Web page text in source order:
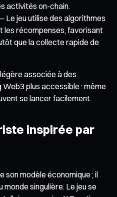
activités on-chain.
jeu utilise des algorithmes
les récompenses, favorisant
que la collecte rapide de
associée à des
plus accessible : même
se lancer facilement.
inspirée par
son modèle économique ; il
monde singulière. Le jeu se